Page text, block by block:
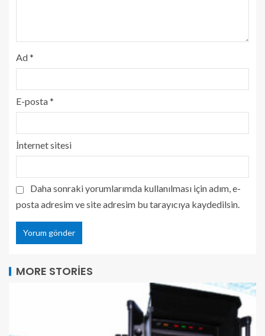
Ad*
E-posta*
İnternet sitesi
Daha sonraki yorumlarımda kullanılması için adım, e-
posta adresim ve site adresim bu tarayıcıya kaydedilsin.
MORE STORIES